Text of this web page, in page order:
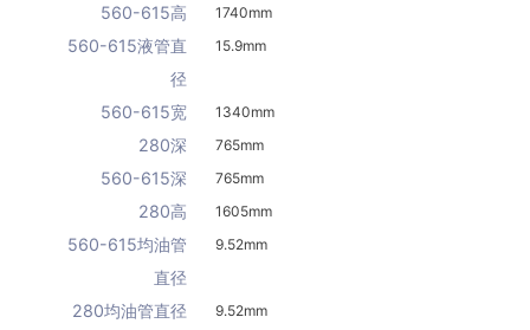
560-615高 1740mm
560-615液管直
径
15.9mm
560-615宽 1340mm
280深 765mm
560-615深 765mm
280高 1605mm
560-615均油管
直径
9.52mm
280均油管直径 9.52mm